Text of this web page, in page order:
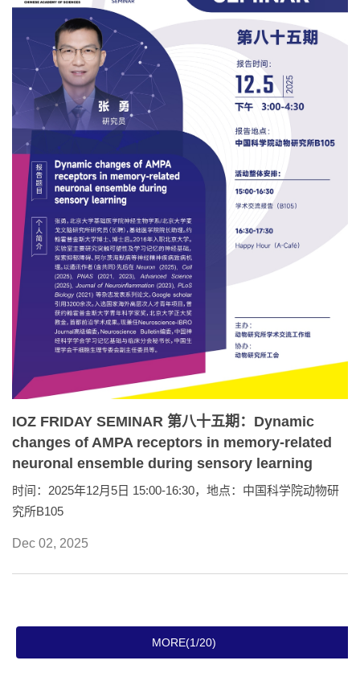
IOZ FRIDAY SEMINAR 第八十五期：Dynamic
changes of AMPA receptors in memory-related
neuronal ensemble during sensory learning
时间：2025年12月5日 15:00-16:30，地点：中国科学院动物研
究所B105
Dec 02, 2025
MORE(1/20)